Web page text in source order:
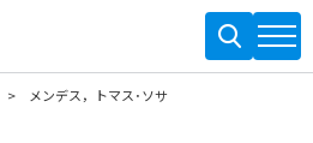
メンデス，トマス･ソサ